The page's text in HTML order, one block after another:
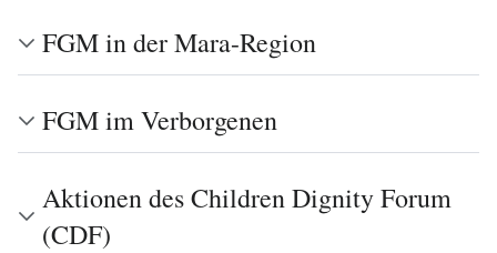
FGM in der Mara-Region
FGM im Verborgenen
Aktionen des Children Dignity Forum
(CDF)